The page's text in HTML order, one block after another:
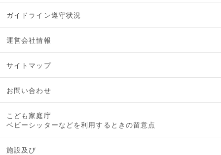
ガイドライン遵守状況
運営会社情報
サイトマップ
お問い合わせ
こども家庭庁
ベビーシッターなどを利用するときの留意点
施設及び